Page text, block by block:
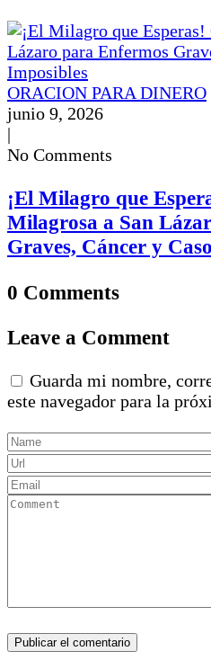
ORACION PARA DINERO
junio 9, 2026
|
No Comments
¡El Milagro que
Milagrosa a San
Graves, Cáncer y
0 Comments
Leave a Comment
Guarda mi nombre,
este navegador para la